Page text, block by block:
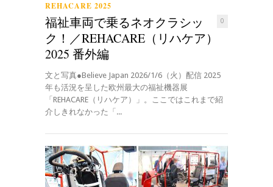
REHACARE 2025
0
福祉車両で乗るネオクラシッ
ク！／REHACARE（リハケア）
2025 番外編
文と写真●Believe Japan 2026/1/6（火）配信 2025
年も活況を呈した欧州最大の福祉機器展
「REHACARE（リハケア）」。ここではこれまで紹
介しきれなかった「...